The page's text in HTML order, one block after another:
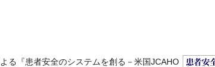
る『患者安全のシステムを創る－米国JCAHO